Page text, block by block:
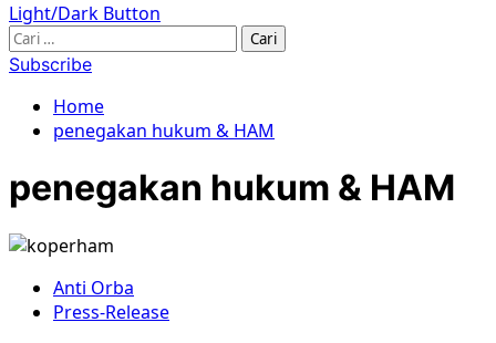
Light/Dark Button
Cari
untuk:
Subscribe
Home
penegakan hukum & HAM
penegakan hukum & HAM
Anti Orba
Press-Release